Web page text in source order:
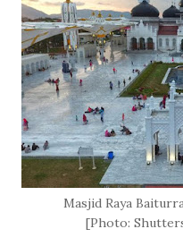
Masjid Raya
[Photo: